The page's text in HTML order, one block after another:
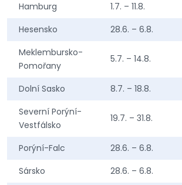
Hamburg
1.7. – 11.8.
Hesensko
28.6. – 6.8.
Meklembursko-
Pomořany
5.7. – 14.8.
Dolní Sasko
8.7. – 18.8.
Severní Porýní-
Vestfálsko
19.7. – 31.8.
Porýní-Falc
28.6. – 6.8.
Sársko
28.6. – 6.8.